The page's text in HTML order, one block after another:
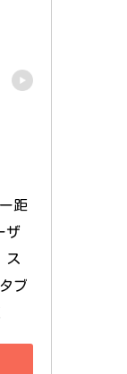
距
ザ
ス
ブ